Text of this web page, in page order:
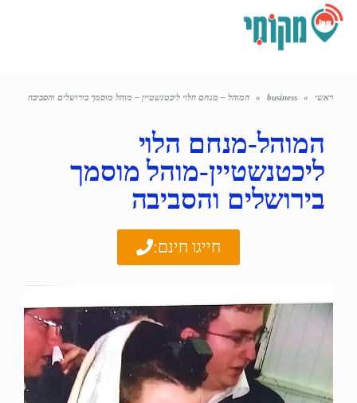
ראשי »
business
» המוהל – מנחם הלוי ליכטנשטיין – מוהל מוסמך בירושלים והסביבה
המוהל-מנחם הלוי
ליכטנשטיין-מוהל מוסמך
בירושלים והסביבה
חייגו חינם: